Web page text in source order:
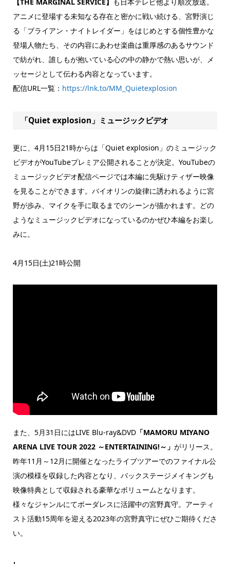
アニメに登場する未知なる存在と密かに戦い続ける、宮野演じ
る「ブライアン・ナイトレイダー」をはじめとする個性豊かな
登場人物たち、その内容にあわせ楽曲は重厚感のあるサウンド
で紡がれ、誰しもが抱いている心の中の静かで熱い思いが、メ
ッセージとして伝わる内容となっています。
配信URL一覧： https://lnk.to/MM_Quietexplosion
「Quiet explosion」ミュージックビデオ
更に、4月15日21時からは「Quiet explosion」のミュージック
ビデオがYouTubeプレミア公開されることが決定。YouTubeの
ミュージックビデオ配信ページでは本編に先駆けティザー映像
を見ることができます。バイオリンの旋律に誘われるように宮
野が歩み、マイクを手に取るまでのシーンが描かれます。どの
ようなミュージックビデオになっているのかぜひ本編をお楽し
みに。
4月15日(土)21時公開
また、5月31日にはLIVE Blu-ray&DVD「MAMORU MIYANO
ARENA LIVE TOUR 2022 ～ENTERTAINING!～」 がリリース。
昨年11月～12月に開催となったライブツアーでのファイナル公
演の模様を収録した内容となり、バックステージメイキングも
映像特典として収録される豪華なボリュームとなります。
様々なジャンルにてボーダレスに活躍中の宮野真守。アーティ
スト活動15周年を迎える2023年の宮野真守にぜひご期待くださ
い。